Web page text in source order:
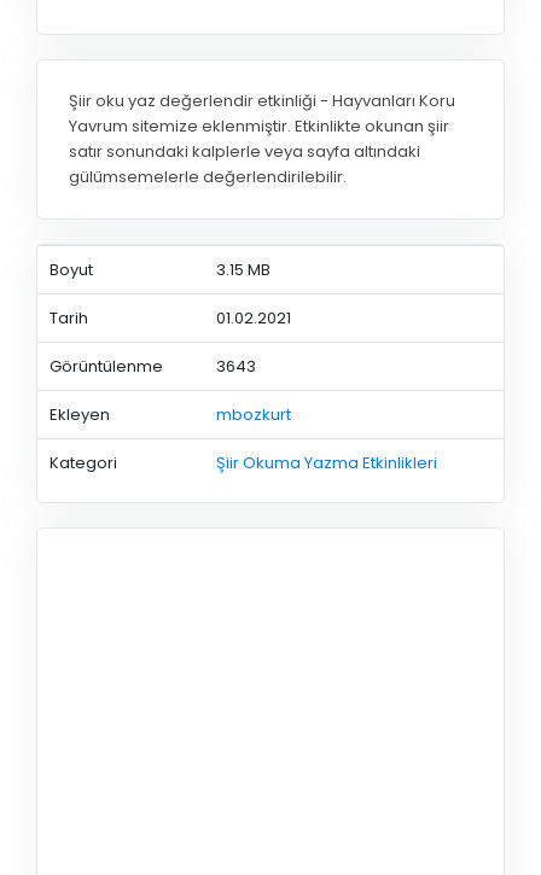
Şiir oku yaz değerlendir etkinliği - Hayvanları Koru
Yavrum sitemize eklenmiştir. Etkinlikte okunan şiir
satır sonundaki kalplerle veya sayfa altındaki
gülümsemelerle değerlendirilebilir.
Boyut 3.15 MB
Tarih 01.02.2021
Görüntülenme 3643
Ekleyen mbozkurt
Kategori Şiir Okuma Yazma Etkinlikleri